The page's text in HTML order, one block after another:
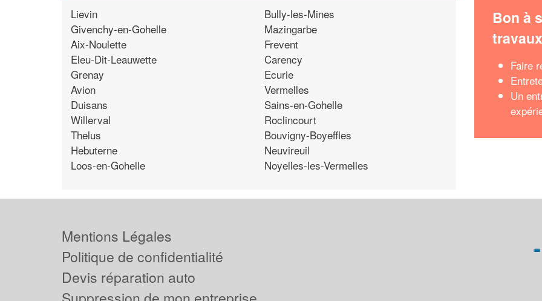
Lievin
Givenchy-en-Gohelle
Aix-Noulette
Eleu-Dit-Leauwette
Grenay
Avion
Duisans
Willerval
Thelus
Hebuterne
Loos-en-Gohelle
Bully-les-Mines
Mazingarbe
Frevent
Carency
Ecurie
Vermelles
Sains-en-Gohelle
Roclincourt
Bouvigny-Boyeffles
Neuvireuil
Noyelles-les-Vermelles
Bon à
travaux
Faire
Un
Mentions Légales
Politique de confidentialité
Devis réparation auto